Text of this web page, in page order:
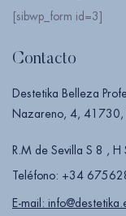
[sibwp_form id=3]
Contacto
Destetika Belleza
Nazareno, 4, 41730,
R.M de Sevilla S 8 ,
Teléfono: +34
E-mail: